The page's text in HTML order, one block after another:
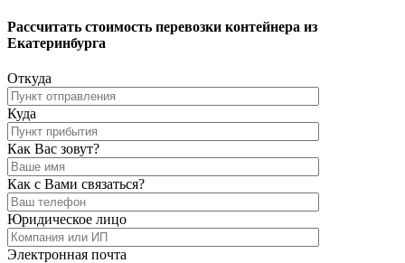
Рассчитать стоимость перевозки контейнера из
Екатеринбурга
Откуда
Куда
Как Вас зовут?
Как с Вами связаться?
Юридическое лицо
Электронная почта